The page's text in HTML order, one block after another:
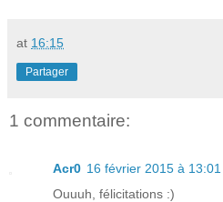
at 16:15
Partager
1 commentaire:
Acr0 16 février 2015 à 13:01
Ouuuh, félicitations :)